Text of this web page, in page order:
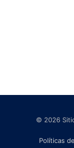
© 2026
Políticas